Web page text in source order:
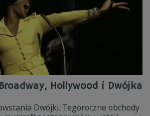
Hollywood i Dwójka
Dwójki. Tegoroczne obchody